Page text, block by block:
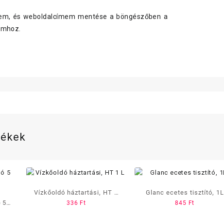
és weboldalcímem mentése a böngészőben a
5
Vízkőoldó háztartási, HT 1
L
336 Ft
Glanc ecetes tisztító, 1L
845 Ft